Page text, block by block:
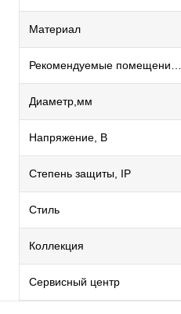
Материал
Диаметр,мм
Напряжение, В
Степень защиты, IP
Стиль
Коллекция
Сервисный центр